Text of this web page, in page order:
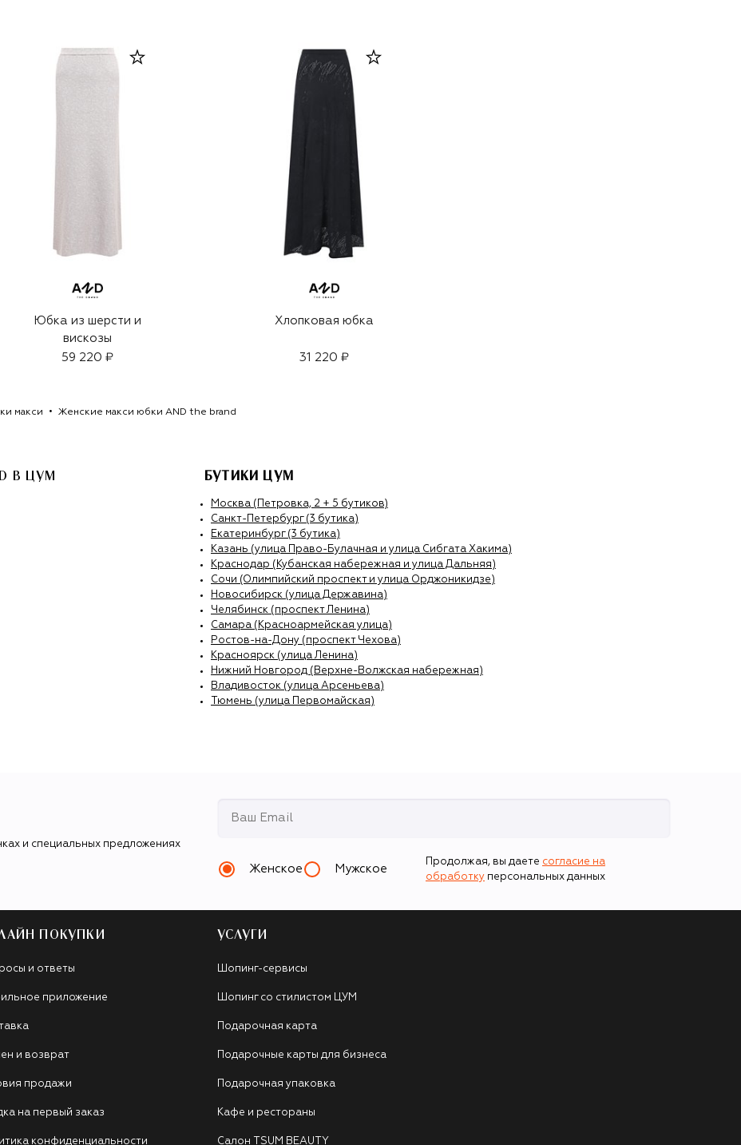
Юбка из шерсти и
вискозы
59 220 ₽
Хлопковая юбка
31 220 ₽
макси Женские макси юбки AND the brand
В ЦУМ БУТИКИ ЦУМ
Москва (Петровка, 2 + 5 бутиков)
Санкт-Петербург (3 бутика)
Екатеринбург (3 бутика)
Казань (улица Право-Булачная и улица Сибгата Хакима)
Краснодар (Кубанская набережная и улица Дальняя)
Сочи (Олимпийский проспект и улица Орджоникидзе)
Новосибирск (улица Державина)
Челябинск (проспект Ленина)
Самара (Красноармейская улица)
Ростов-на-Дону (проспект Чехова)
Красноярск (улица Ленина)
Нижний Новгород (Верхне-Волжская набережная)
Владивосток (улица Арсеньева)
Тюмень (улица Первомайская)
и специальных предложениях
Женское Мужское
Продолжая, вы даете согласие на
обработку персональных данных
ПОКУПКИ
и ответы
приложение
и возврат
продажи
на первый заказ
конфиденциальности
УСЛУГИ
Шопинг-сервисы
Шопинг со стилистом ЦУМ
Подарочная карта
Подарочные карты для бизнеса
Подарочная упаковка
Кафе и рестораны
Салон TSUM BEAUTY